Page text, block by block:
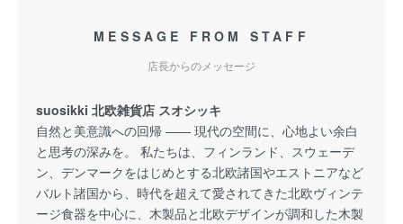
MESSAGE FROM STAFF
店長からのメッセージ
suosikki 北欧雑貨店 スオシッキ
自然と美意識への回帰 —— 現代の空間に、心地よい余白
と思考の深みを。 私たちは、フィンランド、スウェーデ
ン、デンマークをはじめとする北欧諸国やエストニアなど
バルト諸国から、時代を超えて愛されてきた北欧ヴィンテ
ージ食器を中心に、木製品と北欧デザインが調和した木製